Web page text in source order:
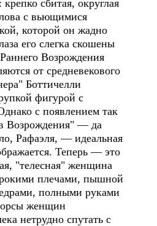
сбитая, округлая
с вьющимися
которой он жадно
его слегка скошены
Возрождения
от средневекового
Боттичелли
фигурой с
с появлением так
Возрождения" — да
Рафаэля, — идеальная
Теперь — это
"телесная" женщина
плечами, пышной
полными руками
женщин
нетрудно спутать с